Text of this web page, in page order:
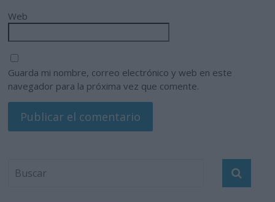
Web
Guarda mi nombre, correo electrónico y web en este
navegador para la próxima vez que comente.